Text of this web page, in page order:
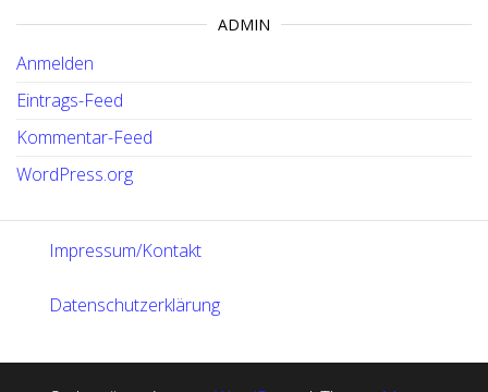
ADMIN
Anmelden
Eintrags-Feed
Kommentar-Feed
WordPress.org
Impressum/Kontakt
Datenschutzerklärung